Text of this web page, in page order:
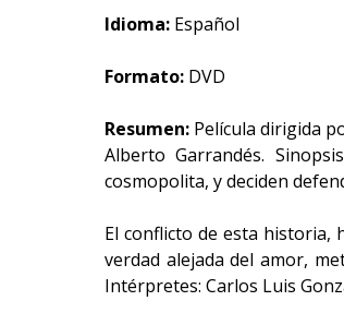
Idioma: Español
Formato: DVD
Resumen: Película dirigida
Alberto Garrandés.
cosmopolita, y deciden
El conflicto de esta historia,
verdad alejada del amor,
Intérpretes: Carlos Luis